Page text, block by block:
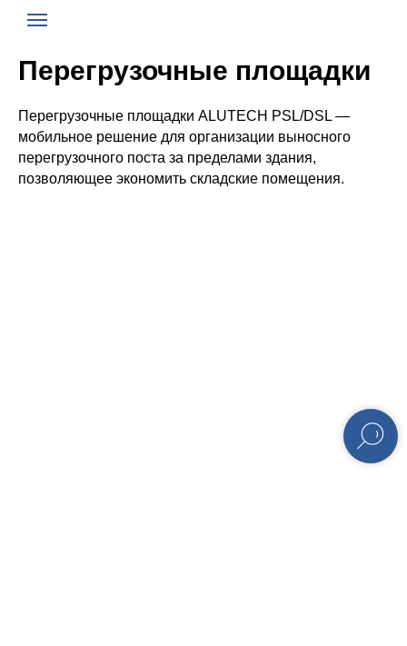
Перегрузочные площадки
Перегрузочные площадки ALUTECH PSL/DSL —
мобильное решение для организации выносного
перегрузочного поста за пределами здания,
позволяющее экономить складские помещения.